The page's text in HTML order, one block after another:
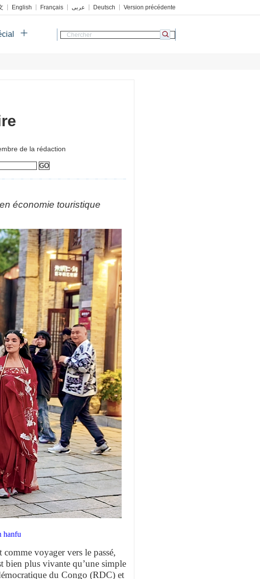
English Français عربي Deutsch Version précédente
de la rédaction
économie touristique
hanfu
voyager vers le passé,
bien plus vivante qu’une simple
du Congo (RDC) et